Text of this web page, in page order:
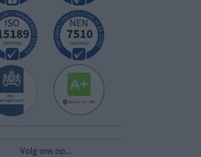
Volg ons op...